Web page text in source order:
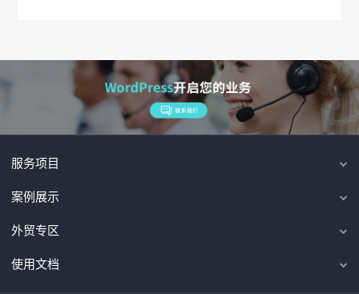
服务项目
案例展示
外贸专区
使用文档